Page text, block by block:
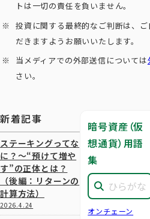
トは一切の責任を負いません。
投資に関する最終的なご判断は、
だきますようお願いいたします。
当メディアでの外部送信については
さい。
新着記事
ステーキングってな
に？～“預けて増や
す”の正体とは？
（後編：リターンの
計算方法）
2026.4.24
暗号資産（仮
想通貨）用語
集
オンチェーン